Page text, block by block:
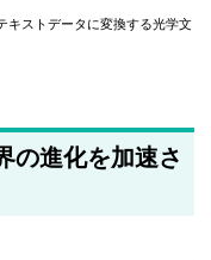
キストデータに変換する光学文
の進化を加速さ